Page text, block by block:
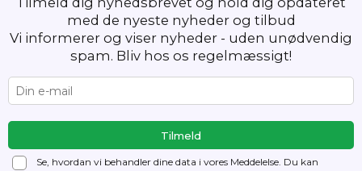
med de nyeste nyheder og tilbud
Vi informerer og viser nyheder - uden unødvendig
spam. Bliv hos os regelmæssigt!
Se, hvordan vi behandler dine data i vores Meddelelse. Du kan